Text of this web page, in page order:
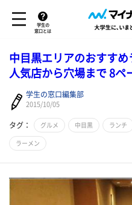
学生の
窓口とは
中目黒エリアのおすす
人気店から穴場まで 8ペ
学生の窓口編集部
2015/10/05
タグ： グルメ 中目黒 ランチ
ラーメン